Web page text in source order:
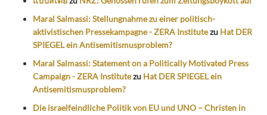
Maral Salmassi: Stellungnahme zu einer politisch-
aktivistischen Pressekampagne - ZERA Institutezu Hat DER
SPIEGEL ein Antisemitismusproblem?
Maral Salmassi: Statement on a Politically Motivated Press
Campaign - ZERA Institutezu Hat DER SPIEGEL ein
Antisemitismusproblem?
Die israelfeindliche Politik von EU und UNO – Christen in